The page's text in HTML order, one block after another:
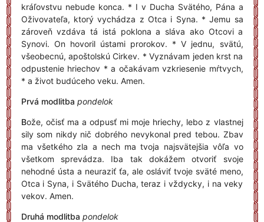
kráľovstvu nebude konca. * I v Ducha Svätého, Pána a
Oživovateľa, ktorý vychádza z Otca i Syna. * Jemu sa
zároveň vzdáva tá istá poklona a sláva ako Otcovi a
Synovi. On hovoril ústami prorokov. * V jednu, svätú,
všeobecnú, apoštolskú Cirkev. * Vyznávam jeden krst na
odpustenie hriechov * a očakávam vzkriesenie mŕtvych,
* a život budúceho veku. Amen.
Prvá modlitba pondelok
Bože, očisť ma a odpusť mi moje hriechy, lebo z vlastnej
sily som nikdy nič dobrého nevykonal pred tebou. Zbav
ma všetkého zla a nech ma tvoja najsvätejšia vôľa vo
všetkom sprevádza. Iba tak dokážem otvoriť svoje
nehodné ústa a neuraziť ťa, ale osláviť tvoje sväté meno,
Otca i Syna, i Svätého Ducha, teraz i vždycky, i na veky
vekov. Amen.
Druhá modlitba pondelok